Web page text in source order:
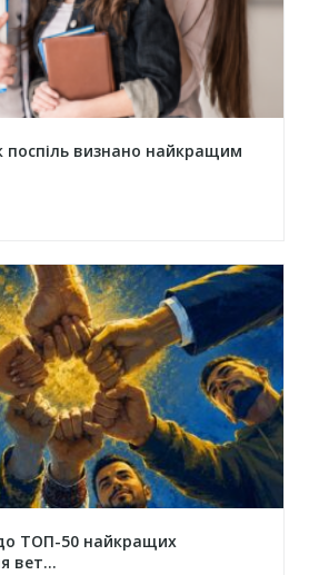
поспіль визнано найкращим
ТОП-50 найкращих
вет...